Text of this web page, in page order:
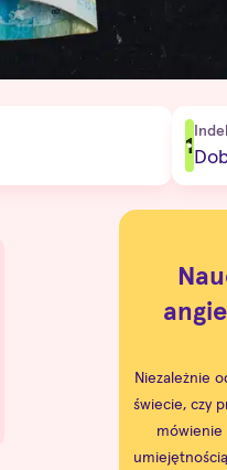
1
Niezależnie
świecie, czy
mówienie